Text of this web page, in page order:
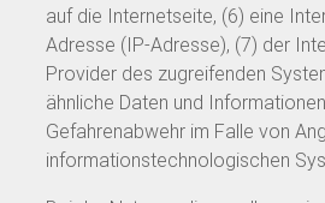
auf die Internetseite, (6) eine
Adresse (IP-Adresse), (7) der
Provider des zugreifenden
ähnliche Daten und
Gefahrenabwehr im Falle von
informationstechnologischen